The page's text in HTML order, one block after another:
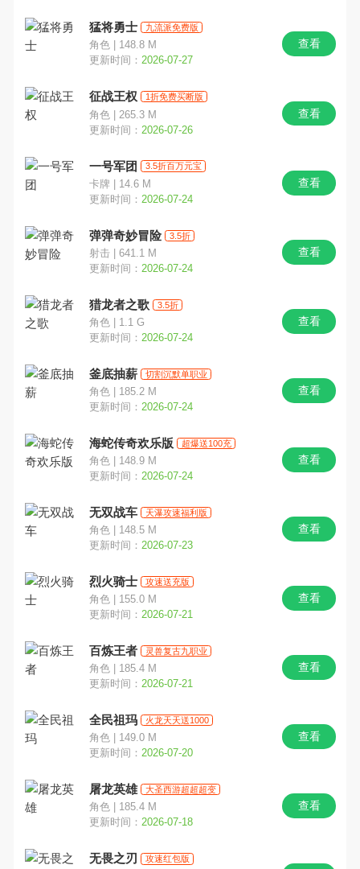
猛将勇士 九流派免费版
角色 | 148.8 M
更新时间： 2026-07-27
查看
征战王权 1折免费买断版
角色 | 265.3 M
更新时间： 2026-07-26
查看
一号军团 3.5折百万元宝
卡牌 | 14.6 M
更新时间： 2026-07-24
查看
弹弹奇妙冒险 3.5折
射击 | 641.1 M
更新时间： 2026-07-24
查看
猎龙者之歌 3.5折
角色 | 1.1 G
更新时间： 2026-07-24
查看
釜底抽薪 切割沉默单职业
角色 | 185.2 M
更新时间： 2026-07-24
查看
海蛇传奇欢乐版 超爆送100充
角色 | 148.9 M
更新时间： 2026-07-24
查看
无双战车 天瀑攻速福利版
角色 | 148.5 M
更新时间： 2026-07-23
查看
烈火骑士 攻速送充版
角色 | 155.0 M
更新时间： 2026-07-21
查看
百炼王者 灵兽复古九职业
角色 | 185.4 M
更新时间： 2026-07-21
查看
全民祖玛 火龙天天送1000
角色 | 149.0 M
更新时间： 2026-07-20
查看
屠龙英雄 大圣西游超超超变
角色 | 185.4 M
更新时间： 2026-07-18
查看
无畏之刃 攻速红包版